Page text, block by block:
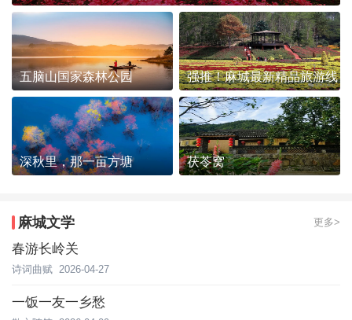
五脑山国家森林公园 强推！麻城最新精品旅游线
路发布~
深秋里，那一亩方塘 茯苓窝
麻城文学 更多>
春游长岭关
诗词曲赋 2026-04-27
一饭一友一乡愁